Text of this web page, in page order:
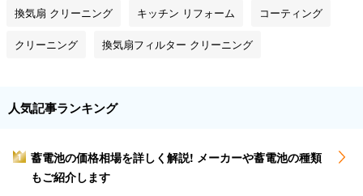
換気扇 クリーニング キッチン リフォーム コーティング
クリーニング 換気扇フィルター クリーニング
人気記事ランキング
1
蓄電池の価格相場を詳しく解説! メーカーや蓄電池の種類
もご紹介します